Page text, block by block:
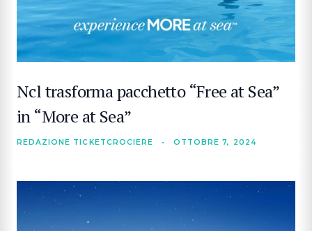
Ncl trasforma pacchetto “Free at Sea”
in “More at Sea”
REDAZIONE TICKETCROCIERE • OTTOBRE 7, 2024